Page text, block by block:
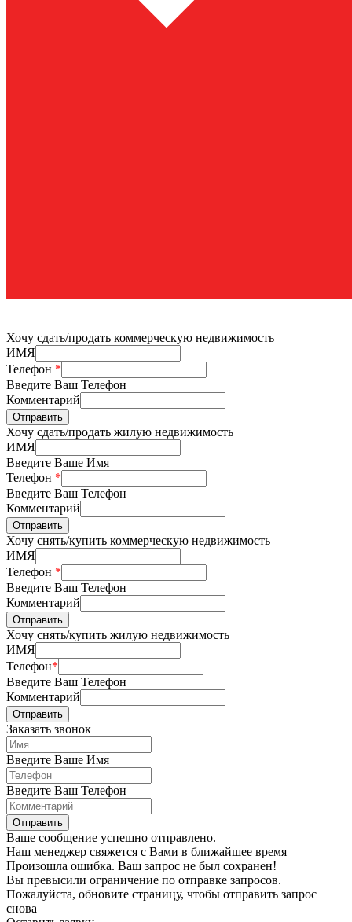
Хочу сдать/продать коммерческую недвижимость
ИМЯ
Телефон *
Введите Ваш Телефон
Комментарий
Отправить
Хочу сдать/продать жилую недвижимость
ИМЯ
Введите Ваше Имя
Телефон *
Введите Ваш Телефон
Комментарий
Отправить
Хочу снять/купить коммерческую недвижимость
ИМЯ
Телефон *
Введите Ваш Телефон
Комментарий
Отправить
Хочу снять/купить жилую недвижимость
ИМЯ
Телефон*
Введите Ваш Телефон
Комментарий
Отправить
Заказать звонок
Введите Ваше Имя
Введите Ваш Телефон
Отправить
Ваше сообщение успешно отправлено.
Наш менеджер свяжется с Вами в ближайшее время
Произошла ошибка. Ваш запрос не был сохранен!
Вы превысили ограничение по отправке запросов.
Пожалуйста, обновите страницу, чтобы отправить запрос
снова